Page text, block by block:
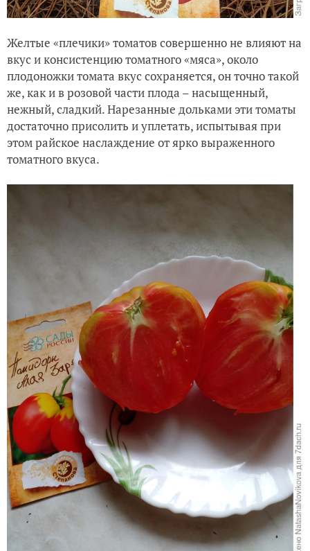
Желтые «плечики» томатов совершенно не влияют на
вкус и консистенцию томатного «мяса», около
плодоножки томата вкус сохраняется, он точно такой
же, как и в розовой части плода – насыщенный,
нежный, сладкий. Нарезанные дольками эти томаты
достаточно присолить и уплетать, испытывая при
этом райское наслаждение от ярко выраженного
томатного вкуса.